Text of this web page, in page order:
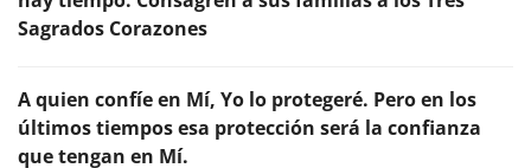
Sagrados Corazones
A quien confíe en Mí, Yo lo protegeré. Pero en los
últimos tiempos esa protección será la confianza
que tengan en Mí.